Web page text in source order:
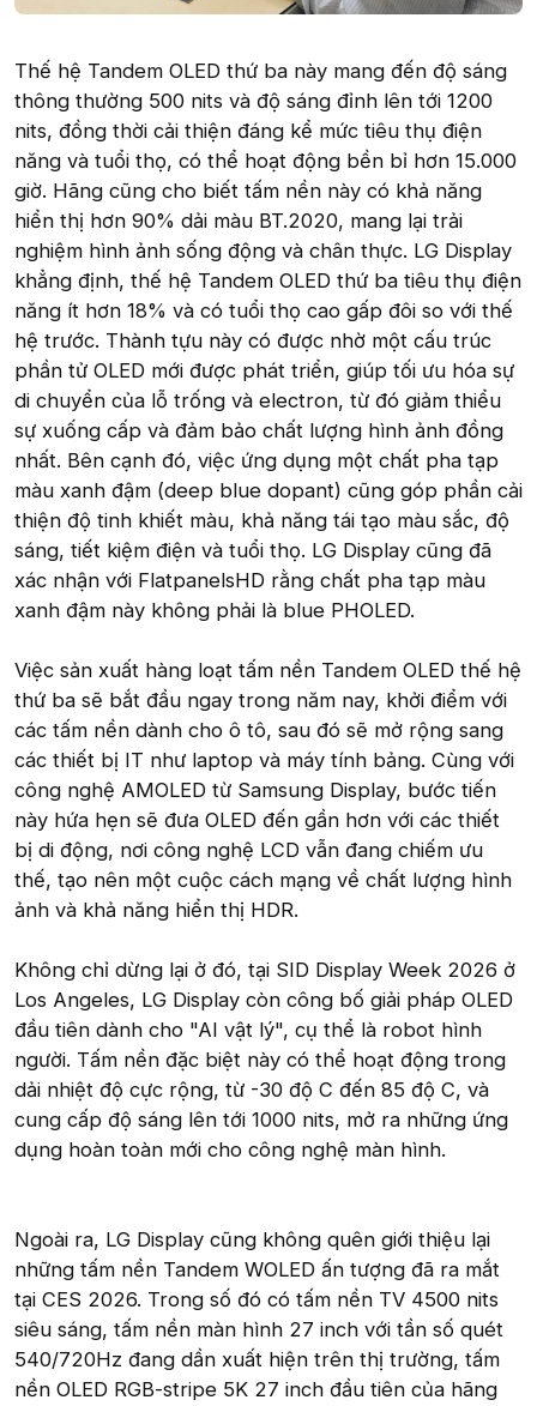
Thế hệ Tandem OLED thứ ba này mang đến độ sáng
thông thường 500 nits và độ sáng đỉnh lên tới 1200
nits, đồng thời cải thiện đáng kể mức tiêu thụ điện
năng và tuổi thọ, có thể hoạt động bền bỉ hơn 15.000
giờ. Hãng cũng cho biết tấm nền này có khả năng
hiển thị hơn 90% dải màu BT.2020, mang lại trải
nghiệm hình ảnh sống động và chân thực. LG Display
khẳng định, thế hệ Tandem OLED thứ ba tiêu thụ điện
năng ít hơn 18% và có tuổi thọ cao gấp đôi so với thế
hệ trước. Thành tựu này có được nhờ một cấu trúc
phần tử OLED mới được phát triển, giúp tối ưu hóa sự
di chuyển của lỗ trống và electron, từ đó giảm thiểu
sự xuống cấp và đảm bảo chất lượng hình ảnh đồng
nhất. Bên cạnh đó, việc ứng dụng một chất pha tạp
màu xanh đậm (deep blue dopant) cũng góp phần cải
thiện độ tinh khiết màu, khả năng tái tạo màu sắc, độ
sáng, tiết kiệm điện và tuổi thọ. LG Display cũng đã
xác nhận với FlatpanelsHD rằng chất pha tạp màu
xanh đậm này không phải là blue PHOLED.
Việc sản xuất hàng loạt tấm nền Tandem OLED thế hệ
thứ ba sẽ bắt đầu ngay trong năm nay, khởi điểm với
các tấm nền dành cho ô tô, sau đó sẽ mở rộng sang
các thiết bị IT như laptop và máy tính bảng. Cùng với
công nghệ AMOLED từ Samsung Display, bước tiến
này hứa hẹn sẽ đưa OLED đến gần hơn với các thiết
bị di động, nơi công nghệ LCD vẫn đang chiếm ưu
thế, tạo nên một cuộc cách mạng về chất lượng hình
ảnh và khả năng hiển thị HDR.
Không chỉ dừng lại ở đó, tại SID Display Week 2026 ở
Los Angeles, LG Display còn công bố giải pháp OLED
đầu tiên dành cho "AI vật lý", cụ thể là robot hình
người. Tấm nền đặc biệt này có thể hoạt động trong
dải nhiệt độ cực rộng, từ -30 độ C đến 85 độ C, và
cung cấp độ sáng lên tới 1000 nits, mở ra những ứng
dụng hoàn toàn mới cho công nghệ màn hình.
Ngoài ra, LG Display cũng không quên giới thiệu lại
những tấm nền Tandem WOLED ấn tượng đã ra mắt
tại CES 2026. Trong số đó có tấm nền TV 4500 nits
siêu sáng, tấm nền màn hình 27 inch với tần số quét
540/720Hz đang dần xuất hiện trên thị trường, tấm
nền OLED RGB-stripe 5K 27 inch đầu tiên của hãng